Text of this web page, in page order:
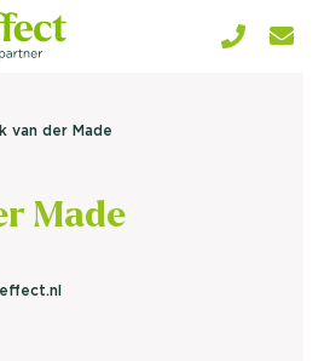
van der Made
Made